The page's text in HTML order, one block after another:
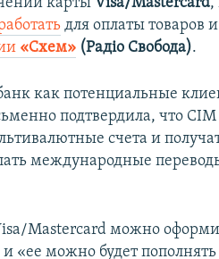
для оплаты товаров
«Схем» (Радіо Свобода).
как потенциальные
подтвердила, что CIM
счета и
международные
Mastercard можно
«ее можно будет